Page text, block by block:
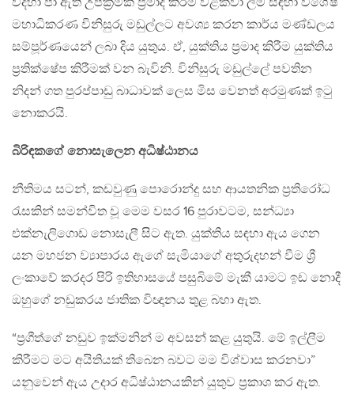
මහාධිකරණ විනිසුරු මඩුල්ලට අවශ්‍ය කරන කාර්ය මණ්ඩලය
සම්පූර්ණයෙන් ලබා දිය යුතුය. ඒ, යුක්තිය ප්‍රමාද කිරීම යුක්තිය
ප්‍රතික්ෂේප කිරීමක් වන බැවිනි. විනිසුරු මඩුල්ලේ පවතින
නිදන් ගත පුරප්පාඩු බාධාවක් ලෙස මිස වෙනත් අරමුණක් ඉටු
නොකරයි.
බිරිඳකගේ නොසැලෙන අධිෂ්ඨානය
නීතිමය සටන්, කඩවුණු පොරොන්දු සහ ආයතනික ප්‍රතිරෝධ
රැසකින් සමන්විත වූ මෙම වසර 16 පුරාවටම, සන්ධ්‍යා
එක්නැලිගොඩ නොසැලී සිට ඇත. යුක්තිය සඳහා ඇය ගෙන
යන මහජන ව්‍යාපාරය ඇගේ සැමියාගේ අතුරුදහන් වීම ශ්‍රී
ලංකාවේ කරදර පිරි ඉතිහාසයේ පසුබිමේ මැකී යාමට ඉඩ නොදී
ඔහුගේ නඩුකරය ජාතික විඥානය තුළ බහා ඇත.
“ප්‍රගීත්ගේ නඩුව ඉක්මනින් ම අවසන් කළ යුතුයි. මේ ඉල්ලීම
කිරීමට මට අයිතියක් තිබෙන බවට මම විශ්වාස කරනවා”
යනුවෙන් ඇය උදාර අධිෂ්ඨානයකින් යුතුව ප්‍රකාශ කර ඇත.